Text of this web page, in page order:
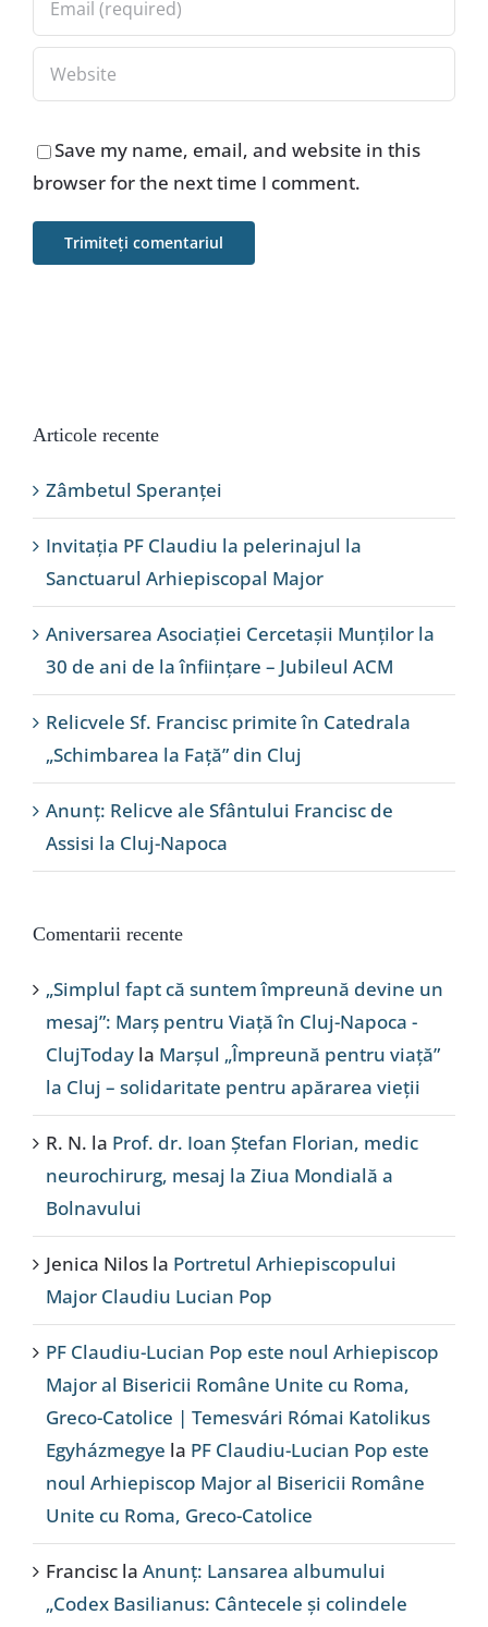
Save my name, email, and website in this
browser for the next time I comment.
Articole recente
Zâmbetul Speranței
Invitația PF Claudiu la pelerinajul la
Sanctuarul Arhiepiscopal Major
Aniversarea Asociației Cercetașii Munților la
30 de ani de la înființare – Jubileul ACM
Relicvele Sf. Francisc primite în Catedrala
„Schimbarea la Față” din Cluj
Anunț: Relicve ale Sfântului Francisc de
Assisi la Cluj-Napoca
Comentarii recente
„Simplul fapt că suntem împreună devine un
mesaj”: Marș pentru Viață în Cluj-Napoca -
ClujToday la Marșul „Împreună pentru viață”
la Cluj – solidaritate pentru apărarea vieții
R. N. la Prof. dr. Ioan Ștefan Florian, medic
neurochirurg, mesaj la Ziua Mondială a
Bolnavului
Jenica Nilos la Portretul Arhiepiscopului
Major Claudiu Lucian Pop
PF Claudiu-Lucian Pop este noul Arhiepiscop
Major al Bisericii Române Unite cu Roma,
Greco-Catolice | Temesvári Római Katolikus
Egyházmegye la PF Claudiu-Lucian Pop este
noul Arhiepiscop Major al Bisericii Române
Unite cu Roma, Greco-Catolice
Francisc la Anunț: Lansarea albumului
„Codex Basilianus: Cântecele și colindele